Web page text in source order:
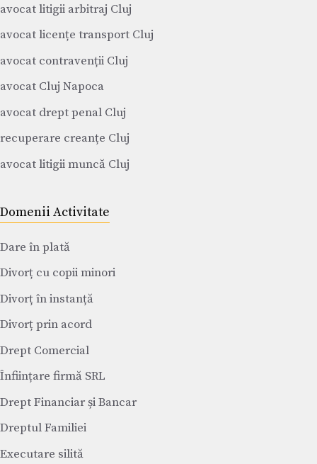
avocat litigii arbitraj Cluj
avocat licențe transport Cluj
avocat contravenții Cluj
avocat Cluj Napoca
avocat drept penal Cluj
recuperare creanțe Cluj
avocat litigii muncă Cluj
Domenii Activitate
Dare în plată
Divorț cu copii minori
Divorț în instanță
Divorț prin acord
Drept Comercial
Înființare firmă SRL
Drept Financiar și Bancar
Dreptul Familiei
Executare silită